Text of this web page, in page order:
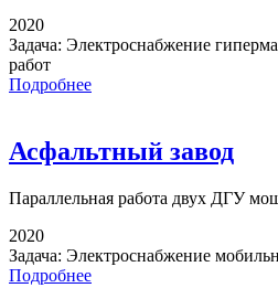
2020
Задача: Электроснабжение
работ
Подробнее
Асфальтный завод
Параллельная работа двух ДГУ
2020
Задача: Электроснабжение
Подробнее